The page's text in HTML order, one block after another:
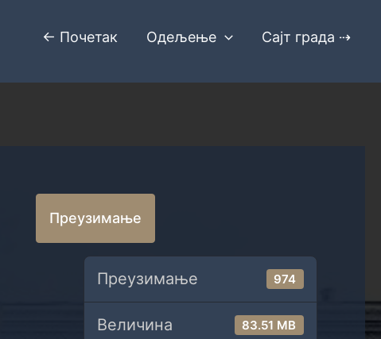
← Почетак Одељење Сајт града ⇢
Преузимање
Преузимање 974
Величина 83.51 MB